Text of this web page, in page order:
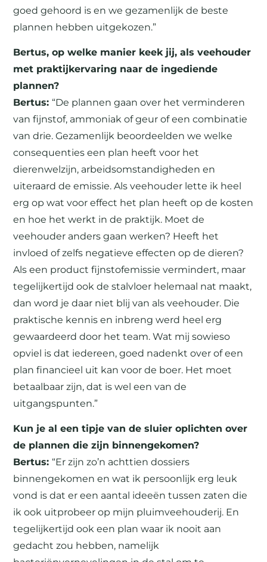
goed gehoord is en we gezamenlijk de beste
plannen hebben uitgekozen.”
Bertus, op welke manier keek jij, als veehouder
met praktijkervaring naar de ingediende
plannen?
Bertus: “De plannen gaan over het verminderen
van fijnstof, ammoniak of geur of een combinatie
van drie. Gezamenlijk beoordeelden we welke
consequenties een plan heeft voor het
dierenwelzijn, arbeidsomstandigheden en
uiteraard de emissie. Als veehouder lette ik heel
erg op wat voor effect het plan heeft op de kosten
en hoe het werkt in de praktijk. Moet de
veehouder anders gaan werken? Heeft het
invloed of zelfs negatieve effecten op de dieren?
Als een product fijnstofemissie vermindert, maar
tegelijkertijd ook de stalvloer helemaal nat maakt,
dan word je daar niet blij van als veehouder. Die
praktische kennis en inbreng werd heel erg
gewaardeerd door het team. Wat mij sowieso
opviel is dat iedereen, goed nadenkt over of een
plan financieel uit kan voor de boer. Het moet
betaalbaar zijn, dat is wel een van de
uitgangspunten.”
Kun je al een tipje van de sluier oplichten over
de plannen die zijn binnengekomen?
Bertus: “Er zijn zo’n achttien dossiers
binnengekomen en wat ik persoonlijk erg leuk
vond is dat er een aantal ideeën tussen zaten die
ik ook uitprobeer op mijn pluimveehouderij. En
tegelijkertijd ook een plan waar ik nooit aan
gedacht zou hebben, namelijk